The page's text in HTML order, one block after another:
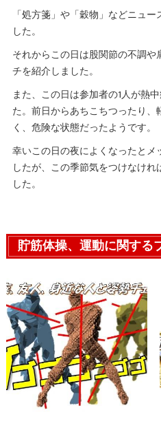
「処方箋」や「穀物」などニュ
した。
それからこの日は股関節の不調
チを紹介しました。
また、この日は参加者の1人が熱
た。前日からあちこちつったり
く、危険な状態だったようです。
幸いこの日の夜によくなったと
したが、この季節気をつけなけ
した。
貯筋体操、運動に関する